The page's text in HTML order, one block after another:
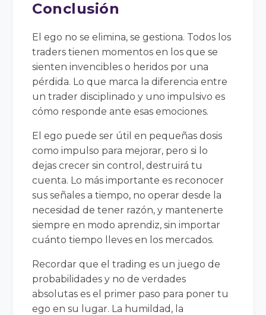
Conclusión
El ego no se elimina, se gestiona. Todos los
traders tienen momentos en los que se
sienten invencibles o heridos por una
pérdida. Lo que marca la diferencia entre
un trader disciplinado y uno impulsivo es
cómo responde ante esas emociones.
El ego puede ser útil en pequeñas dosis
como impulso para mejorar, pero si lo
dejas crecer sin control, destruirá tu
cuenta. Lo más importante es reconocer
sus señales a tiempo, no operar desde la
necesidad de tener razón, y mantenerte
siempre en modo aprendiz, sin importar
cuánto tiempo lleves en los mercados.
Recordar que el trading es un juego de
probabilidades y no de verdades
absolutas es el primer paso para poner tu
ego en su lugar. La humildad, la